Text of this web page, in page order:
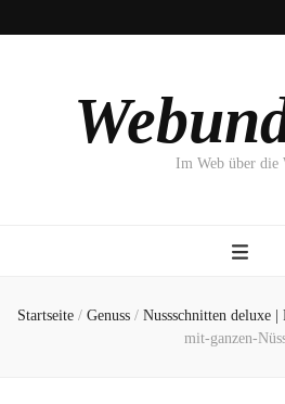
Im Web über die
Startseite / Genuss / Nussschnitten deluxe |
mit-ganzen-